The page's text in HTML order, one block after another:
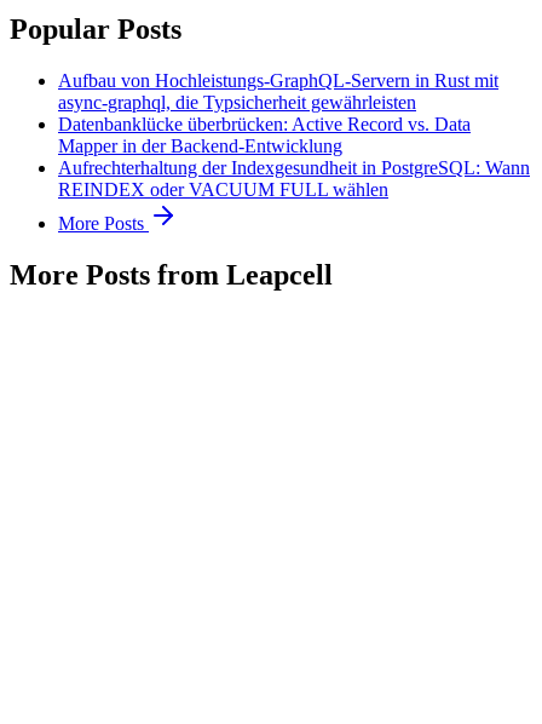
Popular Posts
Aufbau von Hochleistungs-GraphQL-Servern in Rust mit
async-graphql, die Typsicherheit gewährleisten
Datenbanklücke überbrücken: Active Record vs. Data
Mapper in der Backend-Entwicklung
Aufrechterhaltung der Indexgesundheit in PostgreSQL: Wann
REINDEX oder VACUUM FULL wählen
More Posts
More Posts from Leapcell